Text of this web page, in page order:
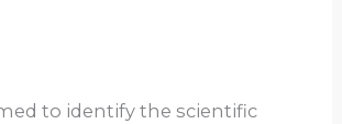
to identify the scientific